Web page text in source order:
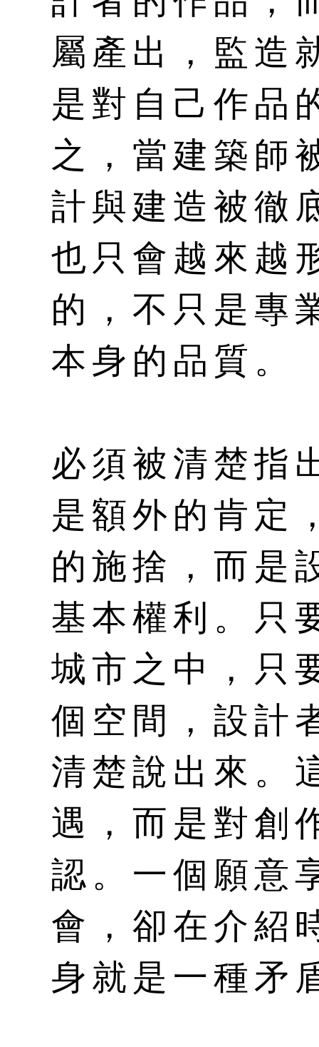
屬產出，監造
是對自己作品
之，當建築師
計與建造被徹
也只會越來越
的，不只是專
本身的品質。
必須被清楚指
是額外的肯定
的施捨，而是
基本權利。只
城市之中，只
個空間，設計
清楚說出來。
遇，而是對創
認。一個願意
會，卻在介紹
身就是一種矛